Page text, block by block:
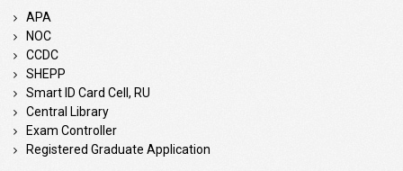
APA
NOC
CCDC
SHEPP
Smart ID Card Cell, RU
Central Library
Exam Controller
Registered Graduate Application